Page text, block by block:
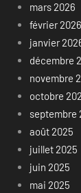
mars 2026
février 2026
janvier
décembre
novembre
octobre
septembre
août 2025
juillet 2025
juin 2025
mai 2025